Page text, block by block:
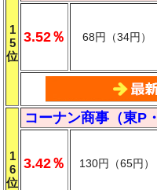
1
5
位
3.52％ 68円（34円）
1
6
位
コーナン商事（東P
3.42％ 130円（65円）